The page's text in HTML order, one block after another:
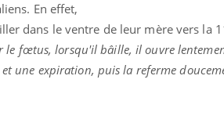
En effet,
dans le ventre de leur mère vers la
fœtus, lorsqu'il bâille, il ouvre
une expiration, puis la referme